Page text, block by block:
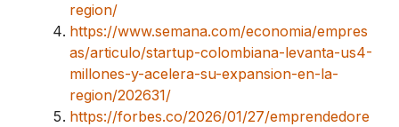
region/
https://www.semana.com/economia/empres
as/articulo/startup-colombiana-levanta-us4-
millones-y-acelera-su-expansion-en-la-
region/202631/
https://forbes.co/2026/01/27/emprendedore